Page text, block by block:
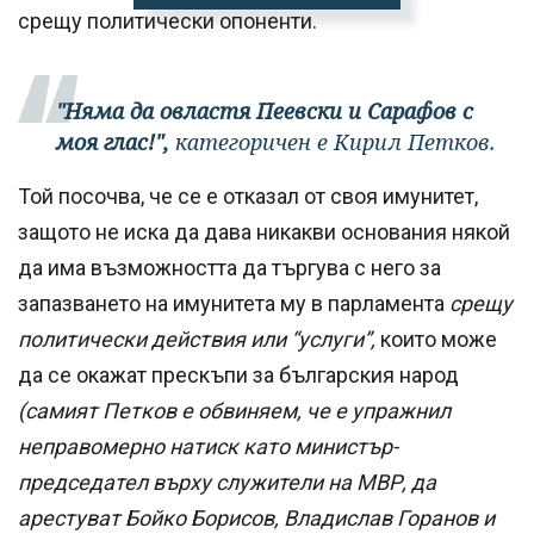
срещу политически опоненти.
"Няма да овластя Пеевски и Сарафов с
моя глас!", категоричен е Кирил Петков.
Той посочва, че се е отказал от своя имунитет,
защото не иска да дава никакви основания някой
да има възможността да търгува с него за
запазването на имунитета му в парламента срещу
политически действия или “услуги”, които може
да се окажат прескъпи за българския народ
(самият Петков е обвиняем, че е упражнил
неправомерно натиск като министър-
председател върху служители на МВР, да
арестуват Бойко Борисов, Владислав Горанов и